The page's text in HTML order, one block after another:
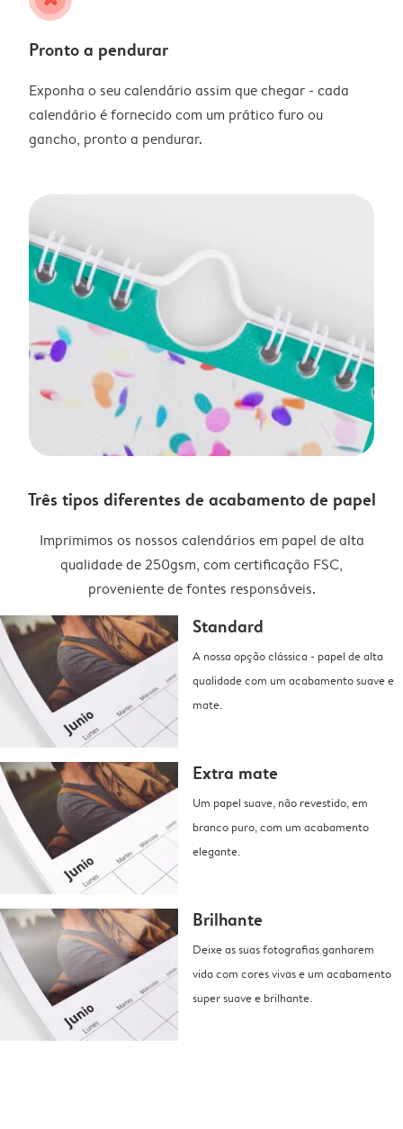
Pronto a pendurar
Exponha o seu calendário assim que chegar - cada
calendário é fornecido com um prático furo ou
gancho, pronto a pendurar.
Três tipos diferentes de acabamento de papel
Imprimimos os nossos calendários em papel de alta
qualidade de 250gsm, com certificação FSC,
proveniente de fontes responsáveis.
Standard
A nossa opção clássica - papel de alta
qualidade com um acabamento suave e
mate.
Extra mate
Um papel suave, não revestido, em
branco puro, com um acabamento
elegante.
Brilhante
Deixe as suas fotografias ganharem
vida com cores vivas e um acabamento
super suave e brilhante.